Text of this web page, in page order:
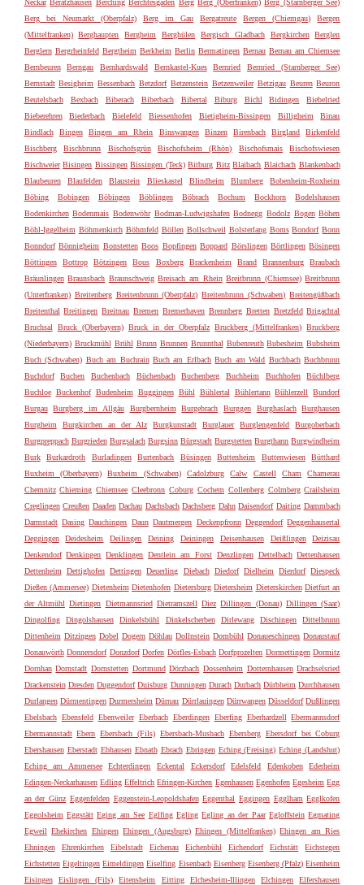
Neckar Beratzhausen Berching Berchtesgaden Berg Berg (Oberfranken) Berg (Starnberger See)
Berg bei Neumarkt (Oberpfalz)
Berg im Gau Bergatreute Bergen (Chiemgau)
Bergen
(Mittelfranken)
Berghaupten Bergheim Berghülen Bergisch Gladbach Bergkirchen
Berglen
Berglern Bergrheinfeld Bergtheim Berkheim Berlin Bermatingen Bernau Bernau am Chiemsee
Bernbeuren
Berngau Bernhardswald Bernkastel-Kues Bernried
Bernried (Starnberger See)
Bernstadt Besigheim Bessenbach Betzdorf Betzenstein Betzenweiler Betzigau Beuren Beuron
Beutelsbach
Bexbach Biberach Biberbach Bibertal Biburg Bichl Bidingen
Biebelried
Bieberehren
Biederbach Bielefeld Biessenhofen Bietigheim-Bissingen Billigheim
Binau
Bindlach
Bingen Bingen am Rhein Binswangen Binzen Birenbach Birgland
Birkenfeld
Bischberg
Bischbrunn Bischofsgrün Bischofsheim (Rhön) Bischofsmais
Bischofswiesen
Bischweier Bisingen Bissingen Bissingen (Teck) Bitburg Bitz Blaibach Blaichach Blankenbach
Blaubeuren
Blaufelden Blaustein Blieskastel Blindheim Blumberg
Bobenheim-Roxheim
Böbing
Bobingen Böbingen Böblingen Böbrach Bochum Bockhorn
Bodelshausen
Bodenkirchen Bodenmais Bodenwöhr Bodman-Ludwigshafen Bodnegg Bodolz Bogen Böhen
Böhl-Iggelheim Böhmenkirch Böhmfeld Böllen Bollschweil Bolsterlang Boms Bondorf Bonn
Bonndorf Bönnigheim Bonstetten Boos Bopfingen Boppard Börslingen Börtlingen Bösingen
Böttingen
Bottrop Bötzingen Bous Boxberg Brackenheim Brand Brannenburg
Braubach
Bräunlingen Braunsbach Braunschweig Breisach am Rhein Breitbrunn (Chiemsee) Breitbrunn
(Unterfranken) Breitenberg Breitenbrunn (Oberpfalz) Breitenbrunn (Schwaben) Breitengüßbach
Breitenthal Breitingen Breitnau Bremen Bremerhaven Brennberg Bretten Bretzfeld Brigachtal
Bruchsal
Bruck (Oberbayern) Bruck in der Oberpfalz Bruckberg (Mittelfranken) Bruckberg
(Niederbayern) Bruckmühl Brühl Brunn Brunnen Brunnthal Bubenreuth Bubesheim Bubsheim
Buch (Schwaben) Buch am Buchrain Buch am Erlbach Buch am Wald Buchbach Buchbrunn
Buchdorf
Buchen Buchenbach Büchenbach Buchenberg Buchheim Buchhofen
Büchlberg
Buchloe Buckenhof Budenheim Buggingen Bühl Bühlertal Bühlertann Bühlerzell
Bundorf
Burgau
Burgberg im Allgäu Burgbernheim Burgebrach Burggen Burghaslach
Burghausen
Burgheim
Burgkirchen an der Alz Burgkunstadt Burglauer Burglengenfeld
Burgoberbach
Burgpreppach Burgrieden Burgsalach Burgsinn Bürgstadt Burgstetten Burgthann Burgwindheim
Burk
Burkardroth Burladingen Burtenbach Büsingen Buttenheim Buttenwiesen
Bütthard
Buxheim (Oberbayern)
Buxheim (Schwaben) Cadolzburg Calw Castell Cham
Chamerau
Chemnitz Chieming Chiemsee Cleebronn Coburg Cochem Collenberg Colmberg Crailsheim
Creglingen Creußen Daaden Dachau Dachsbach Dachsberg Dahn Daisendorf Daiting Dammbach
Darmstadt Dasing Dauchingen Daun Dautmergen Deckenpfronn Deggendorf Deggenhausertal
Deggingen
Deidesheim Deilingen Deining Deiningen Deisenhausen Deißlingen
Deizisau
Denkendorf Denkingen Denklingen Dentlein am Forst Denzlingen Dettelbach Dettenhausen
Dettenheim
Dettighofen Dettingen Deuerling Diebach Diedorf Dielheim Dierdorf Diespeck
Dießen (Ammersee) Dietenheim Dietenhofen Dietersburg Dietersheim Dieterskirchen Dietfurt an
der Altmühl Dietingen Dietmannsried Dietramszell Diez Dillingen (Donau) Dillingen (Saar)
Dingolfing
Dingolshausen Dinkelsbühl Dinkelscherben Dirlewang Dischingen
Dittelbrunn
Dittenheim Ditzingen Dobel Dogern Döhlau Dollnstein Dombühl Donaueschingen Donaustauf
Donauwörth Donnersdorf Donzdorf Dorfen Dörfles-Esbach Dorfprozelten Dormettingen Dormitz
Dornhan Dornstadt Dornstetten Dortmund Dörzbach Dossenheim Dotternhausen Drachselsried
Drackenstein Dresden Duggendorf Duisburg Dunningen Durach Durbach Dürbheim Durchhausen
Durlangen Dürmentingen Durmersheim Dürnau Dürrlauingen Dürrwangen Düsseldorf Dußlingen
Ebelsbach Ebensfeld Ebenweiler Eberbach Eberdingen Eberfing Eberhardzell Ebermannsdorf
Ebermannstadt Ebern Ebersbach (Fils) Ebersbach-Musbach Ebersberg Ebersdorf bei Coburg
Ebershausen Eberstadt Ebhausen Ebnath Ebrach Ebringen Eching (Freising) Eching (Landshut)
Eching am Ammersee
Echterdingen Eckental Eckersdorf Edelsfeld Edenkoben
Ederheim
Edingen-Neckarhausen Edling Effeltrich Efringen-Kirchen Egenhausen Egenhofen Egesheim Egg
an der Günz Eggenfelden Eggenstein-Leopoldshafen Eggenthal Eggingen Egglham Egglkofen
Eggolsheim Eggstätt Eging am See Eglfing Egling Egling an der Paar Egloffstein Egmating
Egweil Ehekirchen Ehingen Ehingen (Augsburg) Ehingen (Mittelfranken) Ehingen am Ries
Ehningen
Ehrenkirchen Eibelstadt Eichenau Eichenbühl Eichendorf Eichstätt
Eichstegen
Eichstetten Eigeltingen Eimeldingen Eiselfing Eisenbach Eisenberg Eisenberg (Pfalz) Eisenheim
Eisingen
Eislingen (Fils) Eitensheim Eitting Elchesheim-Illingen Elchingen
Elfershausen